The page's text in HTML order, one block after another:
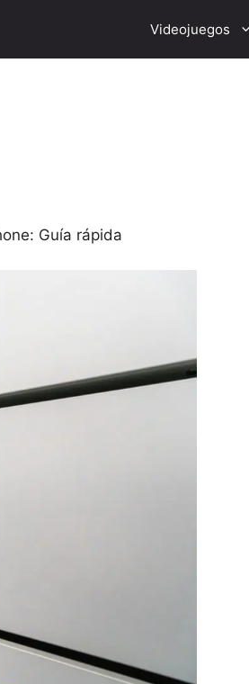
Videojuegos
Guía rápida